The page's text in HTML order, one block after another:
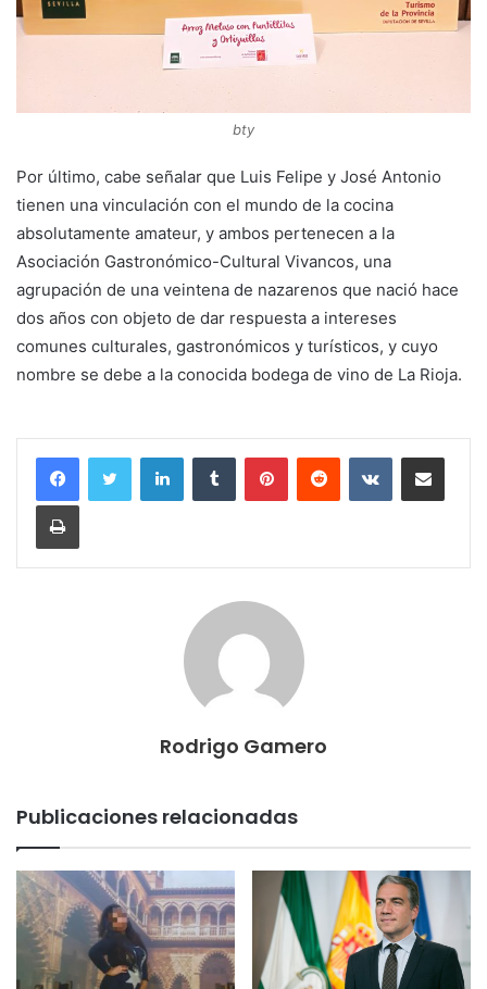
bty
Por último, cabe señalar que Luis Felipe y José Antonio
tienen una vinculación con el mundo de la cocina
absolutamente amateur, y ambos pertenecen a la
Asociación Gastronómico-Cultural Vivancos, una
agrupación de una veintena de nazarenos que nació hace
dos años con objeto de dar respuesta a intereses
comunes culturales, gastronómicos y turísticos, y cuyo
nombre se debe a la conocida bodega de vino de La Rioja.
Rodrigo Gamero
Publicaciones relacionadas